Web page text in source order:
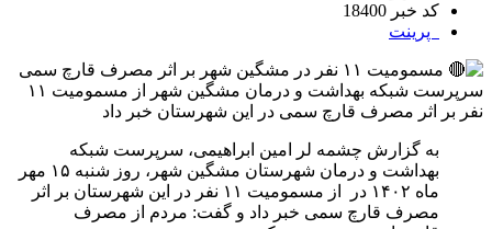
کد خبر 18400
پرینت
سرپرست شبکه بهداشت و درمان مشگین شهر از مسمومیت ۱۱
نفر بر اثر مصرف قارچ سمی در این شهرستان خبر داد
به گزارش چشمه لر امین ابراهیمی، سرپرست شبکه
بهداشت و درمان شهرستان مشگین شهر، روز شنبه ۱۵ مهر
ماه ۱۴۰۲ در از مسمومیت ۱۱ نفر در این شهرستان بر اثر
مصرف قارچ سمی خبر داد و گفت: مردم از مصرف